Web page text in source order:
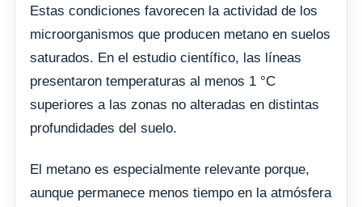
Estas condiciones favorecen la actividad de los
microorganismos que producen metano en suelos
saturados. En el estudio científico, las líneas
presentaron temperaturas al menos 1 °C
superiores a las zonas no alteradas en distintas
profundidades del suelo.
El metano es especialmente relevante porque,
aunque permanece menos tiempo en la atmósfera